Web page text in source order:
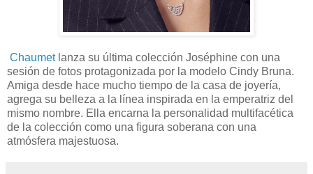
Chaumet lanza su última colección Joséphine con una
sesión de fotos protagonizada por la modelo Cindy Bruna.
Amiga desde hace mucho tiempo de la casa de joyería,
agrega su belleza a la línea inspirada en la emperatriz del
mismo nombre. Ella encarna la personalidad multifacética
de la colección como una figura soberana con una
atmósfera majestuosa.